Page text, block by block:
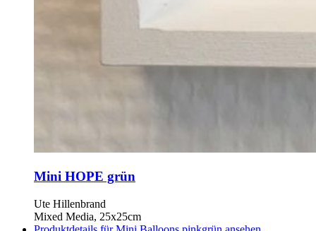
Mini HOPE grün
Ute Hillenbrand
Mixed Media, 25x25cm